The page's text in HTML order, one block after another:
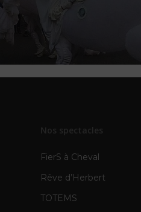
Nos spectacles
FierS à Cheval
Rêve d’Herbert
TOTEMS